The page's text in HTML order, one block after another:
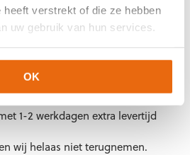
heeft verstrekt of die ze hebben
uw gebruik van hun services.
OK
Eigenschappen
Maat: 7 1/2
Maat: 8
1-2 werkdagen extra levertijd
wij helaas niet terugnemen.
, Oranje,Wit